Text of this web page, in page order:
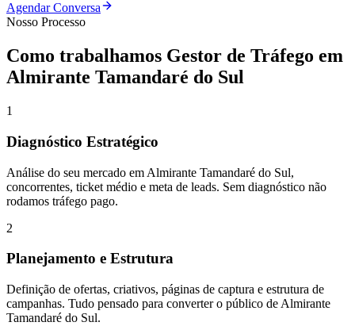
Agendar Conversa
Nosso Processo
Como trabalhamos Gestor de Tráfego em
Almirante Tamandaré do Sul
1
Diagnóstico Estratégico
Análise do seu mercado em Almirante Tamandaré do Sul,
concorrentes, ticket médio e meta de leads. Sem diagnóstico não
rodamos tráfego pago.
2
Planejamento e Estrutura
Definição de ofertas, criativos, páginas de captura e estrutura de
campanhas. Tudo pensado para converter o público de Almirante
Tamandaré do Sul.